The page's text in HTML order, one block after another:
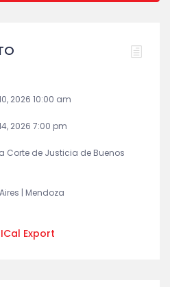
2026 10:00 am
2026 7:00 pm
Corte de Justicia de Buenos
| Mendoza
Export